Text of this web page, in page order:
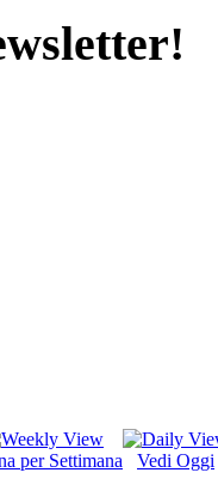
per Settimana Vedi Oggi